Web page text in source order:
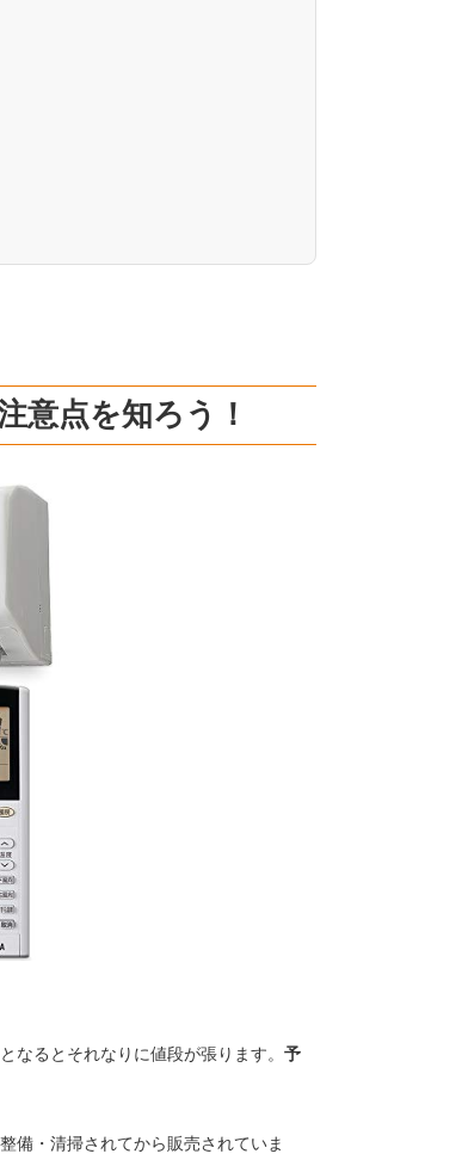
意点を知ろう！
なるとそれなりに値段が張ります。 予
備・清掃されてから販売されていま